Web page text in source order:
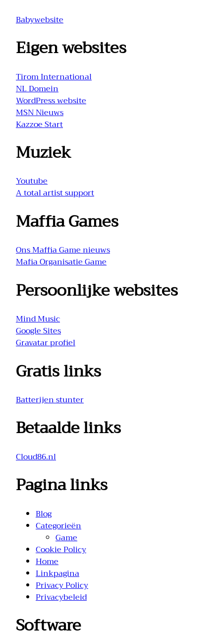
Babywebsite
Eigen websites
Tirom International
NL Domein
WordPress website
MSN Nieuws
Kazzoe Start
Muziek
Youtube
A total artist support
Maffia Games
Ons Maffia Game nieuws
Mafia Organisatie Game
Persoonlijke websites
Mind Music
Google Sites
Gravatar profiel
Gratis links
Batterijen stunter
Betaalde links
Cloud86.nl
Pagina links
Blog
Categorieën
Game
Cookie Policy
Home
Linkpagina
Privacy Policy
Privacybeleid
Software